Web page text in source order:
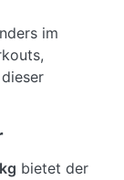
im
bietet der